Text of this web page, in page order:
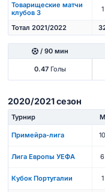
Товарищеские матчи
клубов 3
1
Тотал 2021/2022
/ 90 мин
0.47Голы
2020/2021 сезон
Турнир М
Примейра-лига 10
Лига Европы УЕФА 6
Кубок Португалии 1